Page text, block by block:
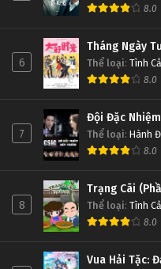
8.0
6
Tháng Ngày
Thể loại: Tình
8.0
7
Đội Đặc
Thể loại: Hành
8.0
8
Trạng Cãi
Thể loại: Tình
8.0
Vua Hải Tặc: